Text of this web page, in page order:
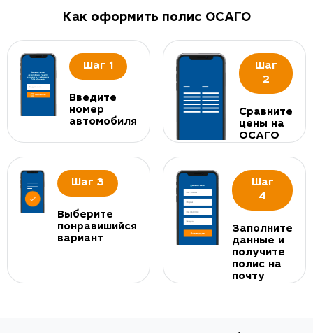
Как оформить полис ОСАГО
Шаг 1
Введите
номер
автомобиля
Шаг
2
Сравните
цены на
ОСАГО
Шаг 3
Выберите
понравишийся
вариант
Шаг
4
Заполните
данные и
получите
полис на
почту